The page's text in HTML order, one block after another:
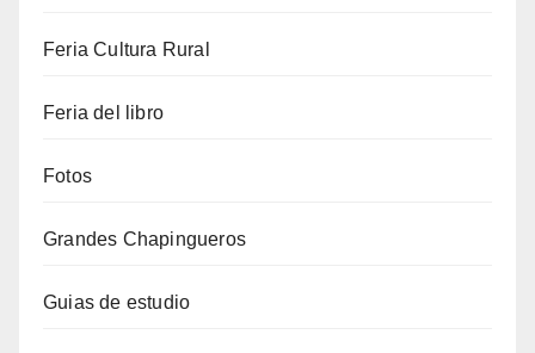
Feria Cultura Rural
Feria del libro
Fotos
Grandes Chapingueros
Guias de estudio